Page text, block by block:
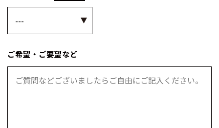
ご希望・ご要望など